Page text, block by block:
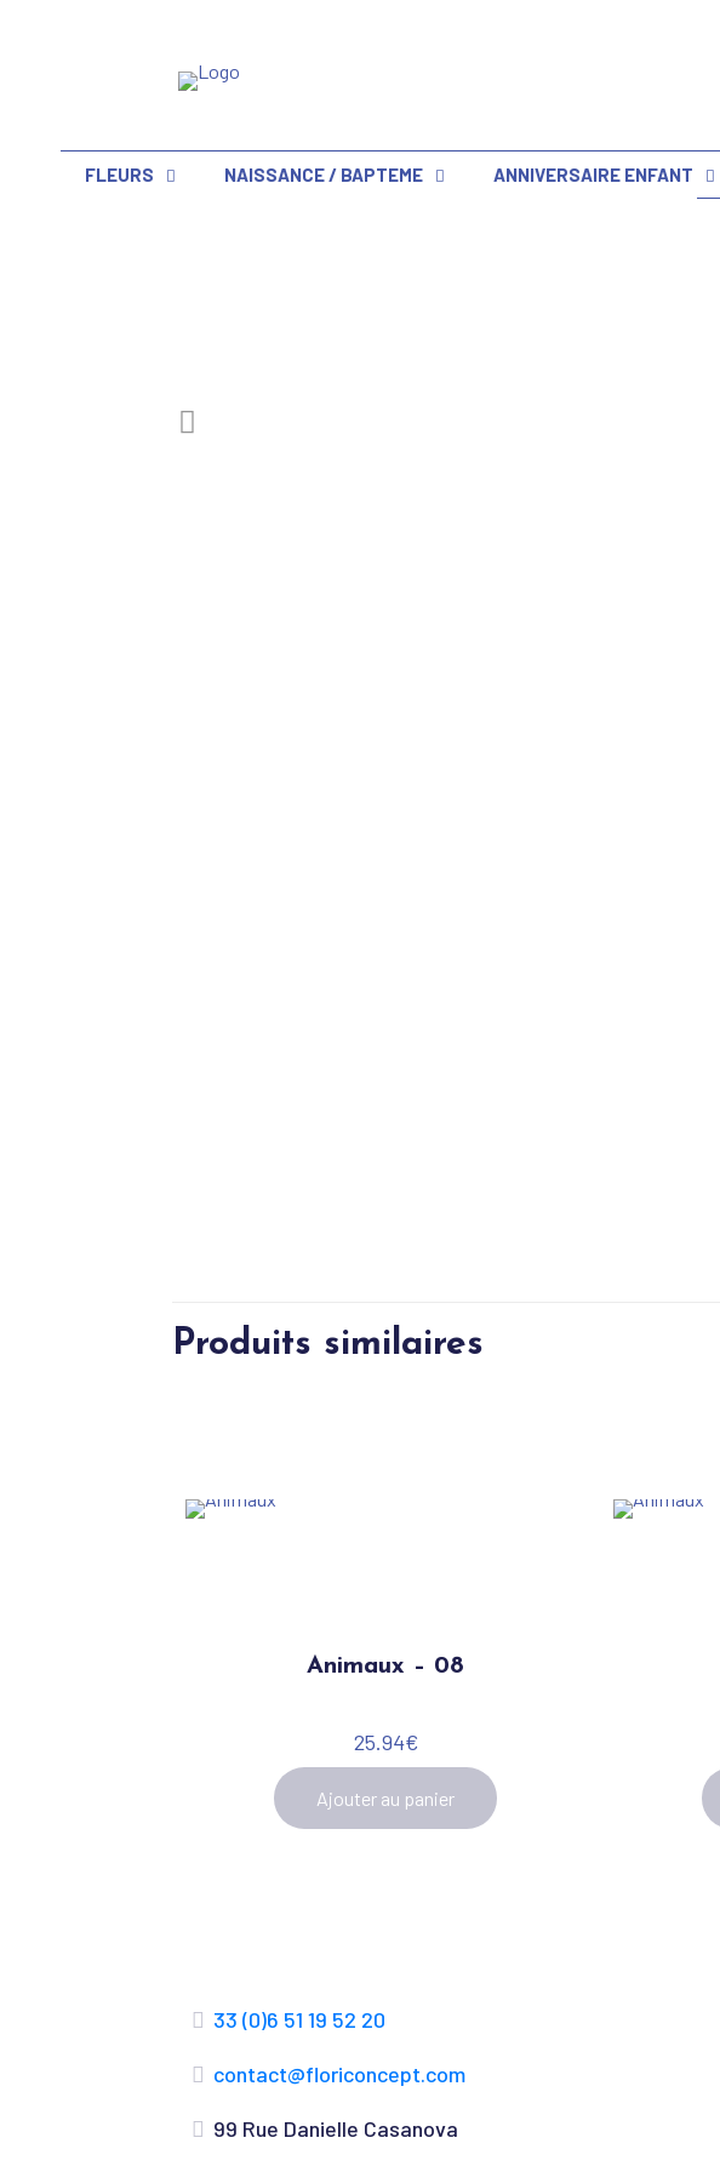
FLEURS NAISSANCE / BAPTEME ANNIVERSAIRE ENFANT
Produits similaires
Animaux – 08
25.94€
Ajouter au panier
33 (0)6 51 19 52 20
contact@floriconcept.com
99 Rue Danielle Casanova